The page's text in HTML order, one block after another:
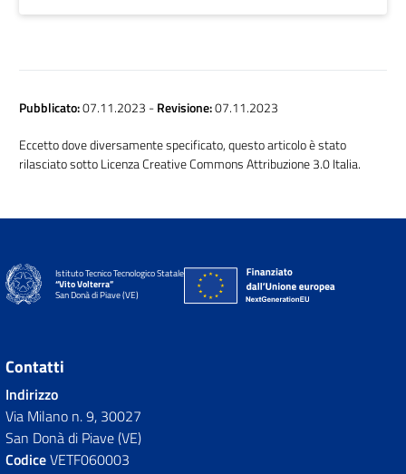
Pubblicato:07.11.2023 -Revisione:07.11.2023
Eccetto dove diversamente specificato, questo articolo è stato
rilasciato sotto Licenza Creative Commons Attribuzione 3.0 Italia.
Istituto Tecnico Tecnologico Statale
“Vito Volterra”
San Donà di Piave (VE)
Contatti
Indirizzo
Via Milano n. 9, 30027
San Donà di Piave (VE)
CodiceVETF060003